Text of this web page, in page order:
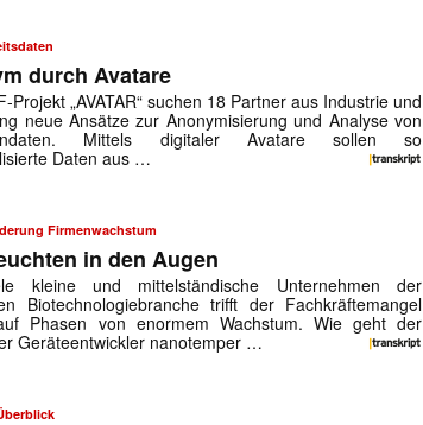
durch Avatare
Projekt „AVATAR“ suchen 18 Partner aus Industrie und
neue Ansätze zur Anonymisierung und Analyse von
Mittels digitaler Avatare sollen so
Daten aus …
Firmenwachstum
in den Augen
kleine und mittelständische Unternehmen der
Biotechnologiebranche trifft der Fachkräftemangel
Phasen von enormem Wachstum. Wie geht der
Geräteentwickler nanotemper …